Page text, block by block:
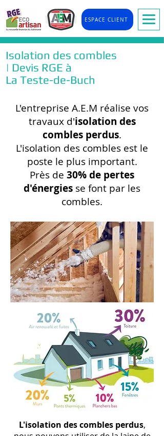
ESPACE CLIENT
Isolation des combles
| Devis RGE à
La Teste-de-Buch
L'entreprise A.E.M réalise vos
travaux d'isolation des
combles perdus.
L'isolation des combles est le
poste le plus important.
Près de 30% de pertes
d'énergies se font par les
combles.
L'isolation des combles perdus,